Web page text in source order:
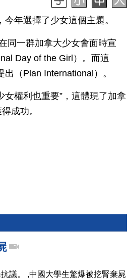
年選擇了少女這個主題。
同一群加拿大少女會面時宣
Day of the Girl）。而這
出（Plan International）。
權利也重要”，這體現了加拿
成功。
議。 ,中國大學生驚爆被挖腎棄屍